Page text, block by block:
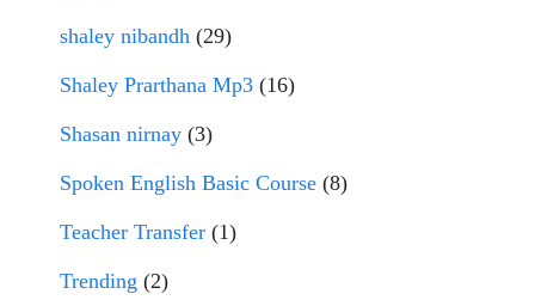
shaley nibandh (29)
Shaley Prarthana Mp3 (16)
Shasan nirnay (3)
Spoken English Basic Course (8)
Teacher Transfer (1)
Trending (2)